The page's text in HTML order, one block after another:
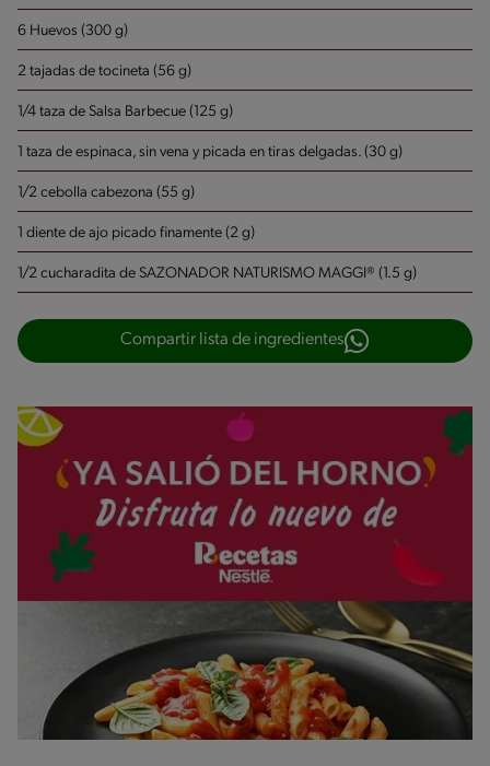
6 Huevos (300 g)
2 tajadas de tocineta (56 g)
1/4 taza de Salsa Barbecue (125 g)
1 taza de espinaca, sin vena y picada en tiras delgadas. (30 g)
1/2 cebolla cabezona (55 g)
1 diente de ajo picado finamente (2 g)
1/2 cucharadita de SAZONADOR NATURISMO MAGGI® (1.5 g)
Compartir lista de ingredientes